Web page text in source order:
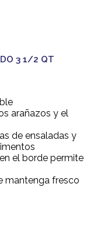
3 1/2 QT
arañazos y el
de ensaladas y
el borde permite
mantenga fresco